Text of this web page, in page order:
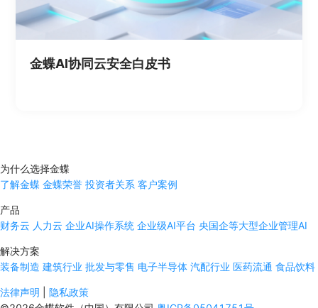
金蝶AI协同云安全白皮书
为什么选择金蝶
了解金蝶 金蝶荣誉 投资者关系 客户案例
产品
财务云 人力云 企业AI操作系统 企业级AI平台 央国企等大型企业管理AI
解决方案
装备制造 建筑行业 批发与零售 电子半导体 汽配行业 医药流通 食品饮料
法律声明
隐私政策